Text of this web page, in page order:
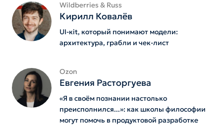
Wildberries & Russ
Кирилл Ковалёв
UI-кit, который понимают модели:
архитектура, грабли и чек-лист
Ozon
Евгения Расторгуева
«Я в своём познании настолько
преисполнился...»: как школы философии
могут помочь в продуктовой разработке